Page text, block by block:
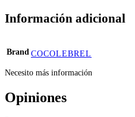
Información adicional
Brand COCOLEBREL
Necesito más información
Opiniones